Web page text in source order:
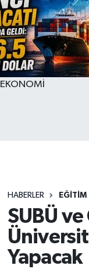
EKONOMİ
HABERLER EĞİTİM
SUBÜ
Yapacak